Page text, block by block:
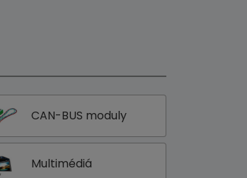
CAN-BUS moduly
Multimédiá